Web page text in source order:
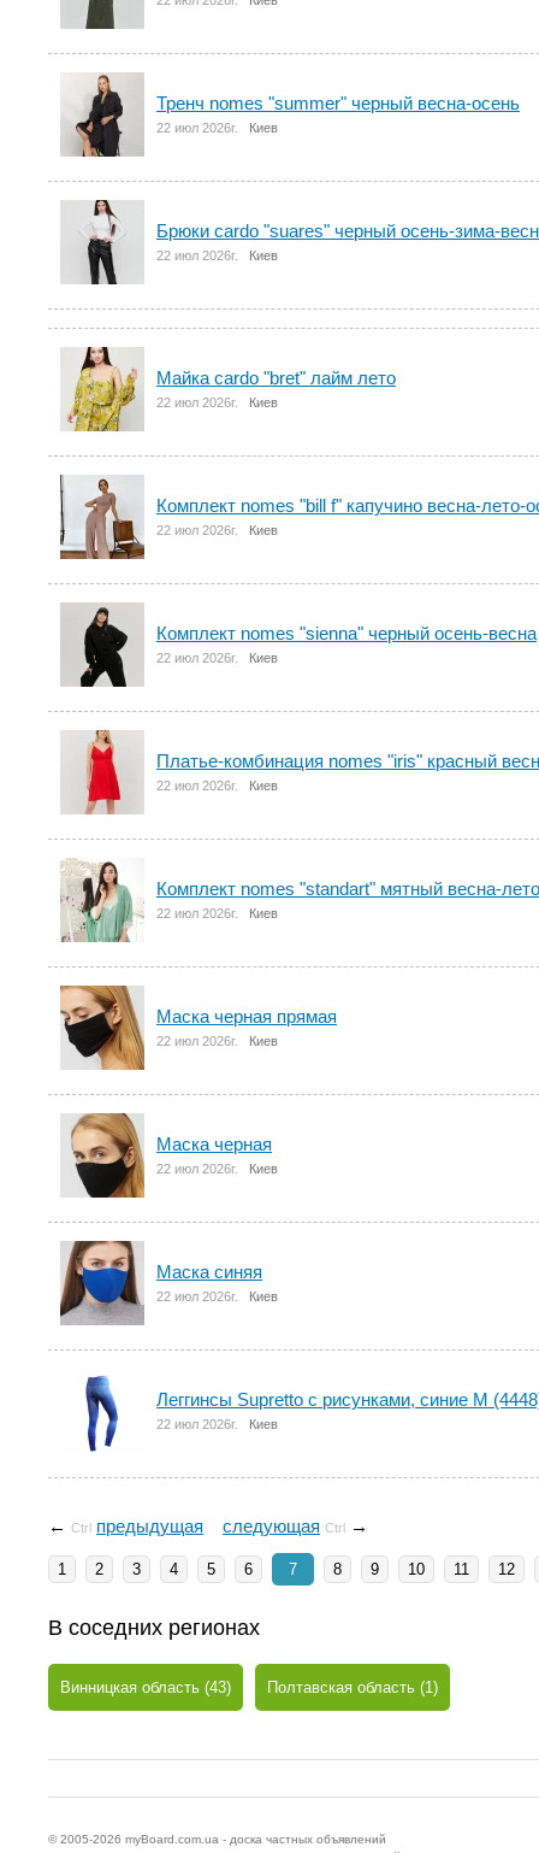
Тренч nomes "summer" черный весна-осень
22 июл 2026г. Киев
Брюки cardo "suares" черный осень-зима-
22 июл 2026г. Киев
Майка cardo "bret" лайм лето
22 июл 2026г. Киев
Комплект nomes "bill f" капучино весна-лето-
22 июл 2026г. Киев
Комплект nomes "sienna" черный осень-весна
22 июл 2026г. Киев
Платье-комбинация nomes "iris" красный
22 июл 2026г. Киев
Комплект nomes "standart" мятный весна-
22 июл 2026г. Киев
Маска черная прямая
22 июл 2026г. Киев
Маска черная
22 июл 2026г. Киев
Маска синяя
22 июл 2026г. Киев
Леггинсы Supretto с рисунками, синие М
22 июл 2026г. Киев
← Ctrl предыдущая следующая Ctrl →
1 2 3 4 5 6 7 8 9 10 11 12
В соседних регионах
Винницкая область (43) Полтавская область (1)
© 2005-2026 myBoard.com.ua - доска частных объявлений